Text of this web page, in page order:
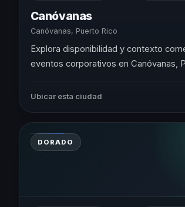
Canóvanas
Canóvanas, Puerto Rico
Explora disponibilidad y contexto
eventos corporativos en Canóvanas,
Ubicar esta ciudad
DORADO